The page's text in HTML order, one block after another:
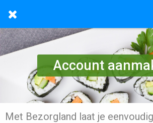
Account
Met Bezorgland laat je